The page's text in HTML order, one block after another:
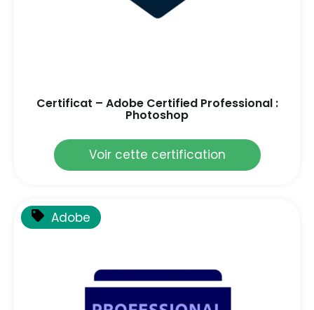
Certificat – Adobe Certified Professional :
Photoshop
Voir cette certification
Adobe